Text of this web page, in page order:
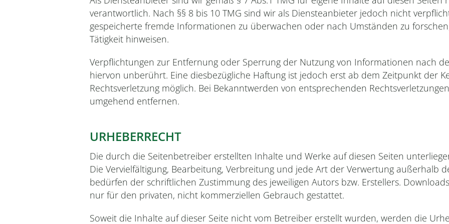
verantwortlich. Nach §§ 8 bis 10 TMG sind wir als Diensteanbieter jedoch nicht
gespeicherte fremde Informationen zu überwachen oder nach Umständen zu
Tätigkeit hinweisen.
Verpflichtungen zur Entfernung oder Sperrung der Nutzung von Informationen nach
hiervon unberührt. Eine diesbezügliche Haftung ist jedoch erst ab dem Zeitpunkt der
Rechtsverletzung möglich. Bei Bekanntwerden von entsprechenden
umgehend entfernen.
URHEBERRECHT
Die durch die Seitenbetreiber erstellten Inhalte und Werke auf diesen Seiten
Die Vervielfältigung, Bearbeitung, Verbreitung und jede Art der Verwertung außerhalb
bedürfen der schriftlichen Zustimmung des jeweiligen Autors bzw. Erstellers.
nur für den privaten, nicht kommerziellen Gebrauch gestattet.
Soweit die Inhalte auf dieser Seite nicht vom Betreiber erstellt wurden, werden die